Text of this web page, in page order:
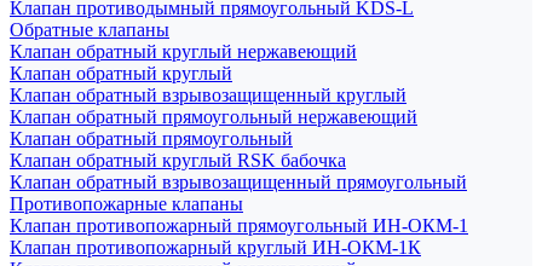
Клапан противодымный прямоугольный KDS-L
Обратные клапаны
Клапан обратный круглый нержавеющий
Клапан обратный круглый
Клапан обратный взрывозащищенный круглый
Клапан обратный прямоугольный нержавеющий
Клапан обратный прямоугольный
Клапан обратный круглый RSK бабочка
Клапан обратный взрывозащищенный прямоугольный
Противопожарные клапаны
Клапан противопожарный прямоугольный ИН-ОКМ-1
Клапан противопожарный круглый ИН-ОКМ-1К